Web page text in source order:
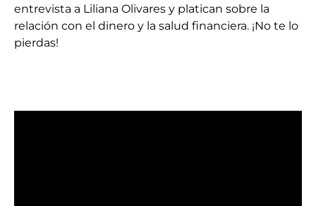
entrevista a Liliana Olivares y platican sobre la
relación con el dinero y la salud financiera. ¡No te lo
pierdas!